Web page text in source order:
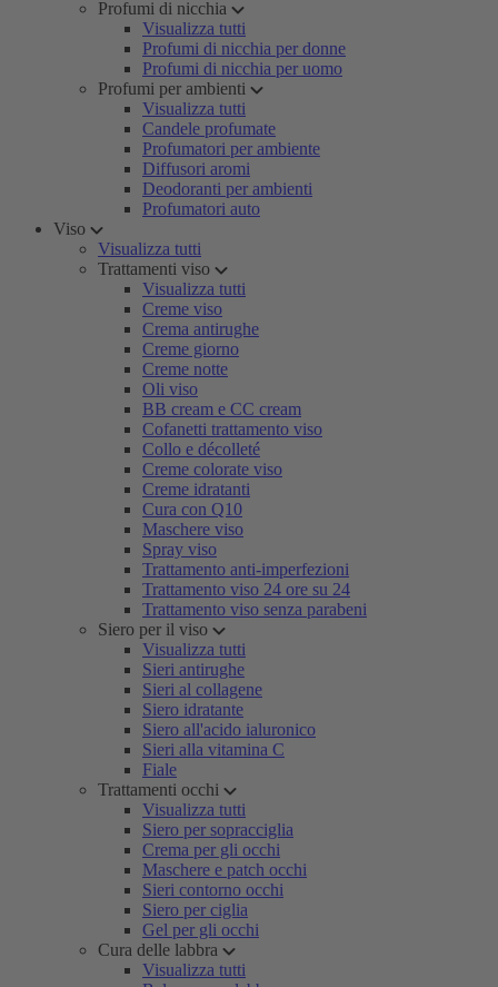
Profumi di nicchia
Visualizza tutti
Profumi di nicchia per donne
Profumi di nicchia per uomo
Profumi per ambienti
Visualizza tutti
Candele profumate
Profumatori per ambiente
Diffusori aromi
Deodoranti per ambienti
Profumatori auto
Viso
Visualizza tutti
Trattamenti viso
Visualizza tutti
Creme viso
Crema antirughe
Creme giorno
Creme notte
Oli viso
BB cream e CC cream
Cofanetti trattamento viso
Collo e décolleté
Creme colorate viso
Creme idratanti
Cura con Q10
Maschere viso
Spray viso
Trattamento anti-imperfezioni
Trattamento viso 24 ore su 24
Trattamento viso senza parabeni
Siero per il viso
Visualizza tutti
Sieri antirughe
Sieri al collagene
Siero idratante
Siero all'acido ialuronico
Sieri alla vitamina C
Fiale
Trattamenti occhi
Visualizza tutti
Siero per sopracciglia
Crema per gli occhi
Maschere e patch occhi
Sieri contorno occhi
Siero per ciglia
Gel per gli occhi
Cura delle labbra
Visualizza tutti